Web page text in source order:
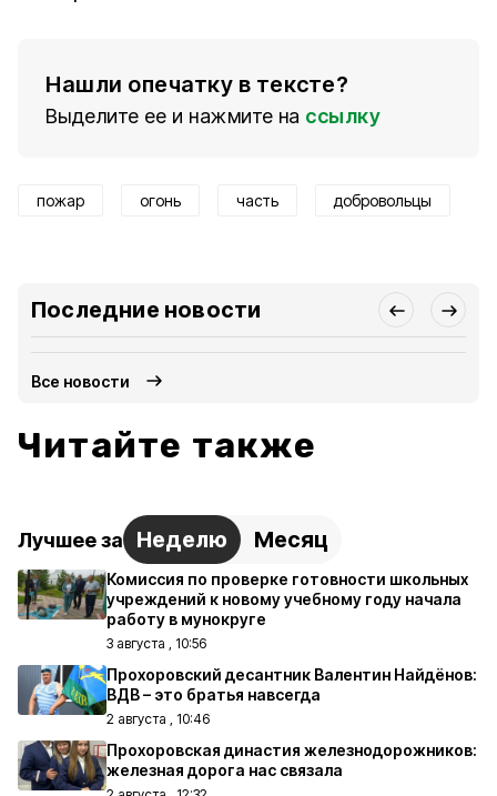
Нашли опечатку в тексте?
Выделите ее и нажмите на ссылку
пожар огонь часть добровольцы
Последние новости
Все новости
Читайте также
Лучшее за Неделю Месяц
Комиссия по проверке готовности школьных
учреждений к новому учебному году начала
работу в мунокруге
3 августа , 10:56
Прохоровский десантник Валентин Найдёнов:
ВДВ – это братья навсегда
2 августа , 10:46
Прохоровская династия железнодорожников:
железная дорога нас связала